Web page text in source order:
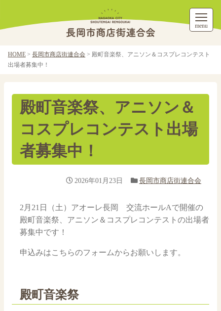
menu
HOME > 長岡市商店街連合会 > 殿町音楽祭、アニソン＆コスプレコンテスト
出場者募集中！
殿町音楽祭、アニソン＆
コスプレコンテスト出場
者募集中！
2026年01月23日 長岡市商店街連合会
2月21日（土）アオーレ長岡 交流ホールAで開催の
殿町音楽祭、アニソン＆コスプレコンテストの出場者
募集中です！
申込みはこちらのフォームからお願いします。
殿町音楽祭